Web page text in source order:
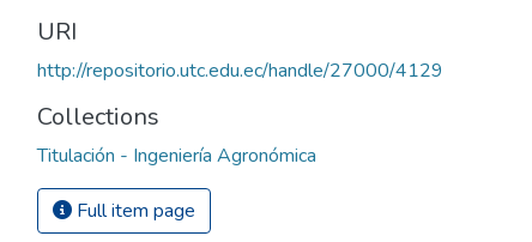
URI
http://repositorio.utc.edu.ec/handle/27000/4129
Collections
Titulación - Ingeniería Agronómica
Full item page